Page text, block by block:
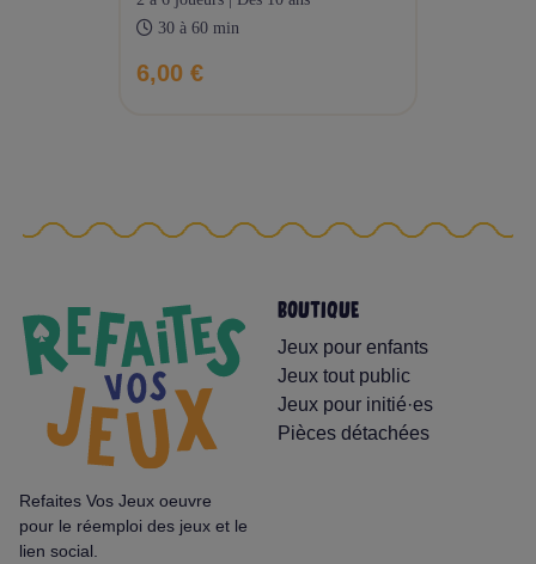
30 à 60 min
6,00 €
Refaites Vos Jeux oeuvre
pour le réemploi des jeux et le
lien social.
BOUTIQUE
Jeux pour enfants
Jeux tout public
Jeux pour initié·es
Pièces détachées